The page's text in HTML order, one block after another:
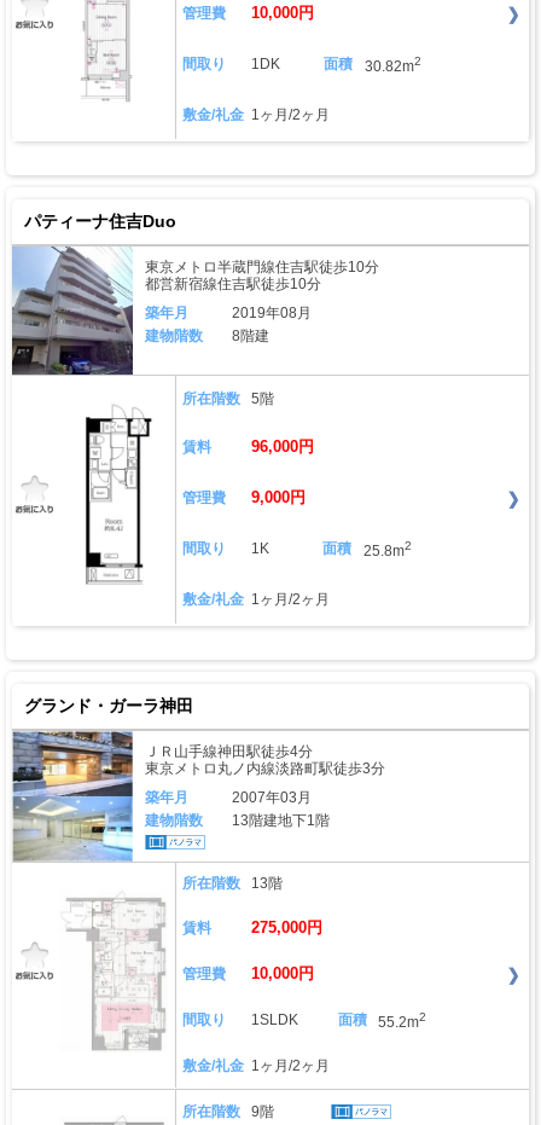
管理費 10,000円
間取り 1DK 面積 30.82m2
敷金/礼金 1ヶ月/2ヶ月
パティーナ住吉Duo
東京メトロ半蔵門線住吉駅徒歩10分
都営新宿線住吉駅徒歩10分
築年月
2019年08月
建物階数
8階建
所在階数 5階
賃料 96,000円
管理費 9,000円
間取り 1K 面積 25.8m2
敷金/礼金 1ヶ月/2ヶ月
グランド・ガーラ神田
ＪＲ山手線神田駅徒歩4分
東京メトロ丸ノ内線淡路町駅徒歩3分
築年月
2007年03月
建物階数
13階建地下1階
所在階数 13階
賃料 275,000円
管理費 10,000円
間取り 1SLDK 面積 55.2m2
敷金/礼金 1ヶ月/2ヶ月
所在階数 9階